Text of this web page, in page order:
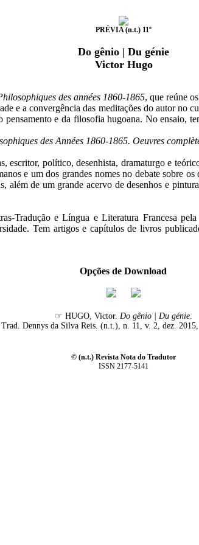
PRÉVIA (n.t.) 11º
Do gênio | Du génie
Victor Hugo
des années 1860-1865, que reúne
e a convergência das meditações do autor no
e da filosofia hugoana. No ensaio,
des Années 1860-1865. Oeuvres
escritor, político, desenhista, dramaturgo e
e um dos grandes nomes no debate sobre
de um grande acervo de desenhos e
Tradução e Língua e Literatura Francesa
Tem artigos e capítulos de livros
Opções de Download
☞ HUGO, Victor. Do gênio | Du génie.
Trad. Dennys da Silva Reis. (n.t.), n. 11, v. 2, dez.
© (n.t.) Revista Nota do Tradutor
ISSN 2177-5141